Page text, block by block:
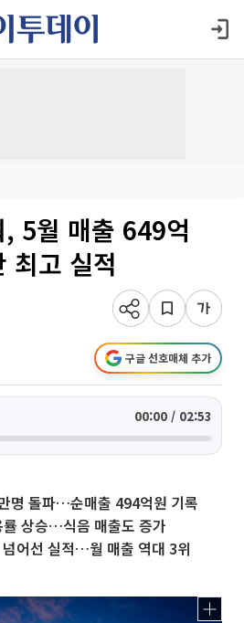
5월 매출 649억
고 실적
구글 선호매체 추가
00:00 / 02:53
명 돌파…순매출 494억원 기록
률 상승…식음 매출도 증가
어선 실적…월 매출 역대 3위